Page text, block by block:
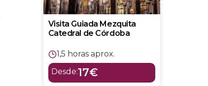
Visita Guiada Mezquita
Catedral de Córdoba
1,5 horas aprox.
Desde:17€